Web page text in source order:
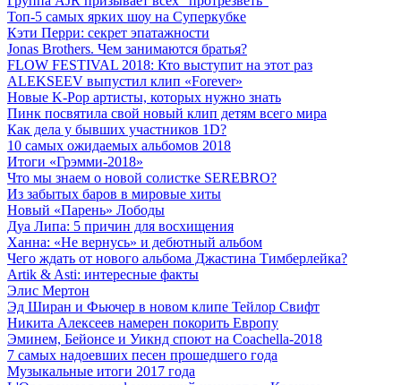
Топ-5 самых ярких шоу на Суперкубке
Кэти Перри: секрет эпатажности
Jonas Brothers. Чем занимаются братья?
FLOW FESTIVAL 2018: Кто выступит на этот раз
ALEKSEEV выпустил клип «Forever»
Новые K-Pop артисты, которых нужно знать
Пинк посвятила свой новый клип детям всего мира
Как дела у бывших участников 1D?
10 самых ожидаемых альбомов 2018
Итоги «Грэмми-2018»
Что мы знаем о новой солистке SEREBRO?
Из забытых баров в мировые хиты
Новый «Парень» Лободы
Дуа Липа: 5 причин для восхищения
Ханна: «Не вернусь» и дебютный альбом
Чего ждать от нового альбома Джастина Тимберлейка?
Artik & Asti: интересные факты
Элис Мертон
Эд Ширан и Фьючер в новом клипе Тейлор Свифт
Никита Алексеев намерен покорить Европу
Эминем, Бейонсе и Уикнд споют на Coachella-2018
7 самых надоевших песен прошедшего года
Музыкальные итоги 2017 года